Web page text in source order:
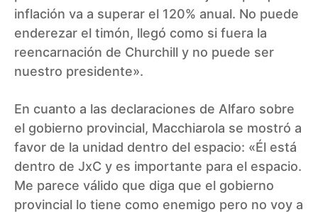
inflación va a superar el 120% anual. No puede
enderezar el timón, llegó como si fuera la
reencarnación de Churchill y no puede ser
nuestro presidente».
En cuanto a las declaraciones de Alfaro sobre
el gobierno provincial, Macchiarola se mostró a
favor de la unidad dentro del espacio: «Él está
dentro de JxC y es importante para el espacio.
Me parece válido que diga que el gobierno
provincial lo tiene como enemigo pero no voy a